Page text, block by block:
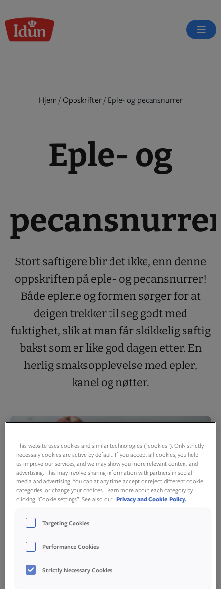
to
content
Hjem / Oppskrifter/ Eple- og pecansnurrer
Eple- og
Stort saftigere blir det ikke, enn denne
oppskriften på eple- og pecansnurrer!
Både eplene og formen sørger for at
deigen trekker til seg godt med
fuktighet, slik at man får skikkelig saftig
bakst som er like god dagen etter. En
herlig smaksopplevelse med epler,
kanel og nøtter.
This website uses cookies and similar technologies (“cookies”). Only strictly
necessary cookies are active by default. If you accept all cookies, you help
us improve our services, and we may show you more relevant content and
advertising. This may involve sharing information with partners in social
media and advertising. You can at any time accept or reject different cookie
categories, or change your choices. Learn more about each category by
clicking “Cookie settings”. See also our Privacy and Cookie Policy.
Targeting Cookies
Performance Cookies
Strictly Necessary Cookies